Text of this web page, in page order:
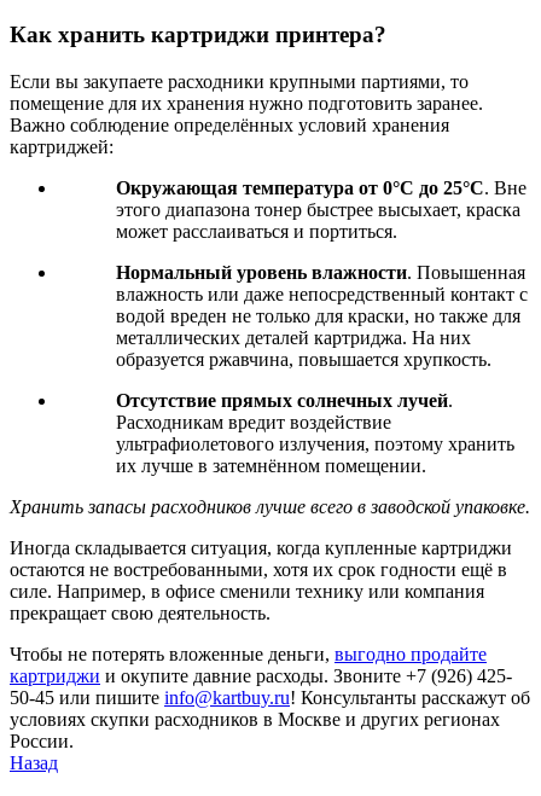
Как хранить картриджи принтера?
Если вы закупаете расходники крупными партиями, то
помещение для их хранения нужно подготовить заранее.
Важно соблюдение определённых условий хранения
картриджей:
Окружающая температура от 0°C до 25°C. Вне
этого диапазона тонер быстрее высыхает, краска
может расслаиваться и портиться.
Нормальный уровень влажности. Повышенная
влажность или даже непосредственный контакт с
водой вреден не только для краски, но также для
металлических деталей картриджа. На них
образуется ржавчина, повышается хрупкость.
Отсутствие прямых солнечных лучей.
Расходникам вредит воздействие
ультрафиолетового излучения, поэтому хранить
их лучше в затемнённом помещении.
Хранить запасы расходников лучше всего в заводской упаковке.
Иногда складывается ситуация, когда купленные картриджи
остаются не востребованными, хотя их срок годности ещё в
силе. Например, в офисе сменили технику или компания
прекращает свою деятельность.
Чтобы не потерять вложенные деньги, выгодно продайте
картриджи и окупите давние расходы. Звоните +7 (926) 425-
50-45 или пишите info@kartbuy.ru! Консультанты расскажут об
условиях скупки расходников в Москве и других регионах
России.
Назад